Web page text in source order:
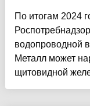
По итогам 2024
водопроводной
Металл может
щитовидной